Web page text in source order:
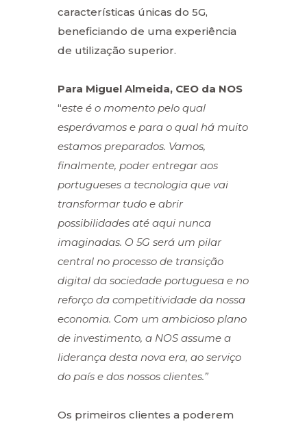
características únicas do 5G,
beneficiando de uma experiência
de utilização superior.
Para Miguel Almeida, CEO da NOS
“este é o momento pelo qual
esperávamos e para o qual há muito
estamos preparados. Vamos,
finalmente, poder entregar aos
portugueses a tecnologia que vai
transformar tudo e abrir
possibilidades até aqui nunca
imaginadas. O 5G será um pilar
central no processo de transição
digital da sociedade portuguesa e no
reforço da competitividade da nossa
economia. Com um ambicioso plano
de investimento, a NOS assume a
liderança desta nova era, ao serviço
do país e dos nossos clientes.”
Os primeiros clientes a poderem